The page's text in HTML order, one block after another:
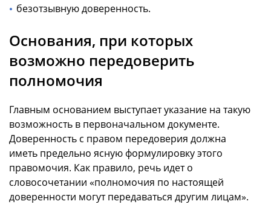
безотзывную доверенность.
Основания, при которых
возможно передоверить
полномочия
Главным основанием выступает указание на такую
возможность в первоначальном документе.
Доверенность с правом передоверия должна
иметь предельно ясную формулировку этого
правомочия. Как правило, речь идет о
словосочетании «полномочия по настоящей
доверенности могут передаваться другим лицам».